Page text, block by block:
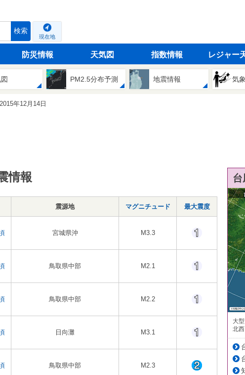
検索
現在地
防災情報 天気図 指数情報 レジャー
PM2.5分布予測 地震情報 気
2015年12月14日
情報
震源地 マグニチュード 最大震度
宮城県沖 M3.3
鳥取県中部 M2.1
鳥取県中部 M2.2
日向灘 M3.1
鳥取県中部 M2.3
大
北